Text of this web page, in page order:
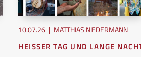
10.07.26 | MATTHIAS NIEDERMANN
HEISSER TAG UND LANGE NACHT